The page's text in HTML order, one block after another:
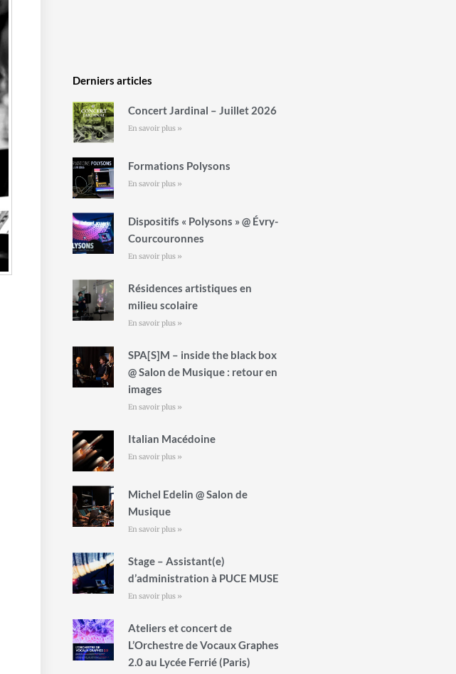
Derniers articles
Concert Jardinal – Juillet 2026
En savoir plus »
Formations Polysons
En savoir plus »
Dispositifs « Polysons » @ Évry-
Courcouronnes
En savoir plus »
Résidences artistiques en
milieu scolaire
En savoir plus »
SPA[S]M – inside the black box
@ Salon de Musique : retour en
images
En savoir plus »
Italian Macédoine
En savoir plus »
Michel Edelin @ Salon de
Musique
En savoir plus »
Stage – Assistant(e)
d’administration à PUCE MUSE
En savoir plus »
Ateliers et concert de
L’Orchestre de Vocaux Graphes
2.0 au Lycée Ferrié (Paris)